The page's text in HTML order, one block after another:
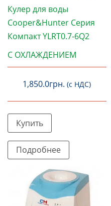
Кулер для воды
Cooper&Hunter Серия
Компакт YLRT0.7-6Q2
С ОХЛАЖДЕНИЕМ
1,850.0грн. (с НДС)
Купить
Подробнее